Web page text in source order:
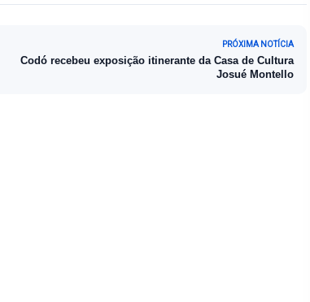
PRÓXIMA NOTÍCIA
Codó recebeu exposição itinerante da Casa de Cultura
Josué Montello